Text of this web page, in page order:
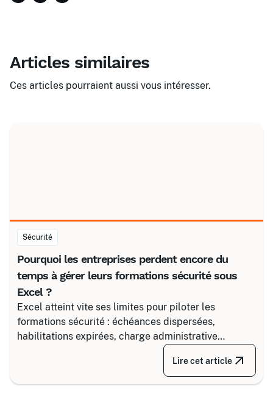
Articles similaires
Ces articles pourraient aussi vous intéresser.
Sécurité
Pourquoi les entreprises perdent encore du
temps à gérer leurs formations sécurité sous
Excel ?
Excel atteint vite ses limites pour piloter les
formations sécurité : échéances dispersées,
habilitations expirées, charge administrative
croissante. Découvrez comment structurer un suivi
fiable en associant un partenaire spécialisé comme
Certalis et un logiciel de gestion de formation (TMS).
Lire cet article